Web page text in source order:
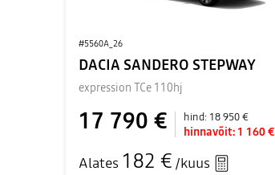
#5560A_26
DACIA SANDERO STEPWAY
expression TCe 110hj
17 790 € hind: 18 950 €
hinnavõit: 1 160 €
Alates 182 € /kuus